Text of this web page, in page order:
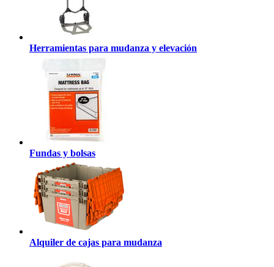
Herramientas para mudanza y elevación
Fundas y bolsas
Alquiler de cajas para mudanza